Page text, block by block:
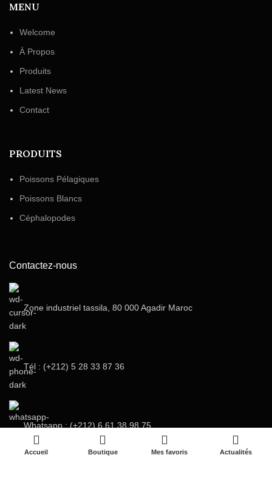
MENU
Welcome
À Propos
Produits
Latest News
Contact
PRODUITS
Poissons Pélagiques
Poissons Blancs
Céphalopodes
Contactez-nous
Zone industriel tassila, 80 000 Agadir Maroc
Tél : (+212) 5 28 33 87 36‬
Whatsapp : (+212) 6 61 38 98 75
Accueil Boutique Mes favoris Actualités